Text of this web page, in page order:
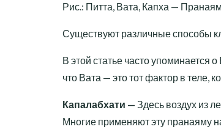
Рис.: Питта, Вата, Капха —
Существуют различные способы
В этой статье часто упоминается
что Вата — это тот фактор в теле,
Капалабхати — Здесь воздух из
Многие применяют эту пранаяму